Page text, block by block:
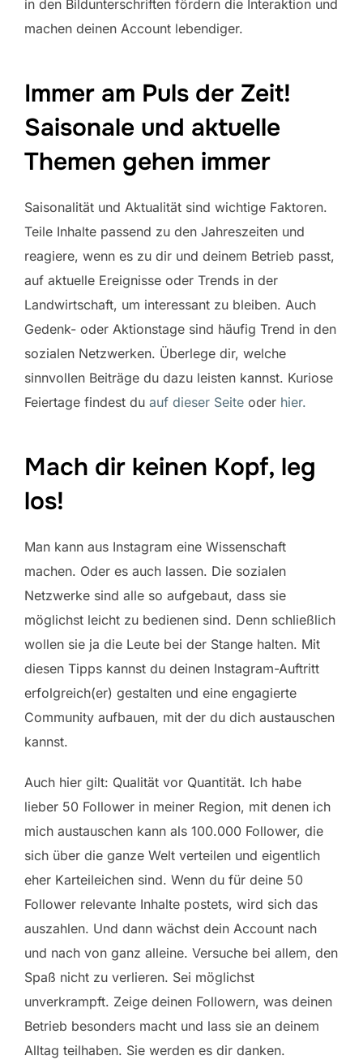
in den Bildunterschriften fördern die Interaktion und
machen deinen Account lebendiger.
Immer am Puls der Zeit!
Saisonale und aktuelle
Themen gehen immer
Saisonalität und Aktualität sind wichtige Faktoren.
Teile Inhalte passend zu den Jahreszeiten und
reagiere, wenn es zu dir und deinem Betrieb passt,
auf aktuelle Ereignisse oder Trends in der
Landwirtschaft, um interessant zu bleiben. Auch
Gedenk- oder Aktionstage sind häufig Trend in den
sozialen Netzwerken. Überlege dir, welche
sinnvollen Beiträge du dazu leisten kannst. Kuriose
Feiertage findest du auf dieser Seite oder hier.
Mach dir keinen Kopf, leg
los!
Man kann aus Instagram eine Wissenschaft
machen. Oder es auch lassen. Die sozialen
Netzwerke sind alle so aufgebaut, dass sie
möglichst leicht zu bedienen sind. Denn schließlich
wollen sie ja die Leute bei der Stange halten. Mit
diesen Tipps kannst du deinen Instagram-Auftritt
erfolgreich(er) gestalten und eine engagierte
Community aufbauen, mit der du dich austauschen
kannst.
Auch hier gilt: Qualität vor Quantität. Ich habe
lieber 50 Follower in meiner Region, mit denen ich
mich austauschen kann als 100.000 Follower, die
sich über die ganze Welt verteilen und eigentlich
eher Karteileichen sind. Wenn du für deine 50
Follower relevante Inhalte postets, wird sich das
auszahlen. Und dann wächst dein Account nach
und nach von ganz alleine. Versuche bei allem, den
Spaß nicht zu verlieren. Sei möglichst
unverkrampft. Zeige deinen Followern, was deinen
Betrieb besonders macht und lass sie an deinem
Alltag teilhaben. Sie werden es dir danken.